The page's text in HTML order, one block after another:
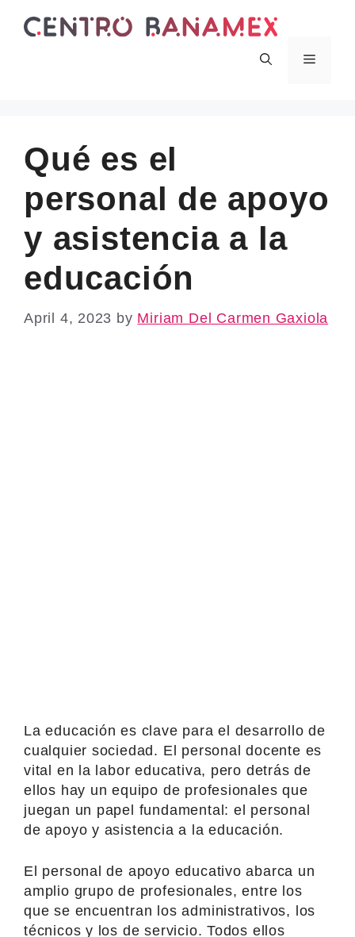
Menu
Qué es el
personal de apoyo
y asistencia a la
educación
April 4, 2023 by Miriam Del Carmen Gaxiola
La educación es clave para el desarrollo de
cualquier sociedad. El personal docente es
vital en la labor educativa, pero detrás de
ellos hay un equipo de profesionales que
juegan un papel fundamental: el personal
de apoyo y asistencia a la educación.
El personal de apoyo educativo abarca un
amplio grupo de profesionales, entre los
que se encuentran los administrativos, los
técnicos y los de servicio. Todos ellos